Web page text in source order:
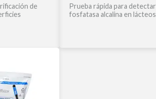
de
Prueba rápida para detectar
fosfatasa alcalina en lácteos